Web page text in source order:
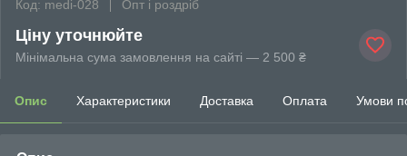
Код: medi-028
Опт і роздріб
Ціну уточнюйте
Мінімальна сума замовлення на сайті — 2 500 ₴
Опис Характеристики Доставка Оплата Умови